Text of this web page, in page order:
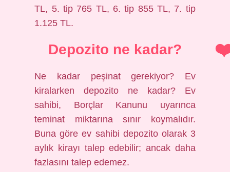
TL, 5. tip 765 TL, 6. tip 855 TL, 7. tip
1.125 TL.
Depozito ne kadar?
Ne kadar peşinat gerekiyor? Ev
kiralarken depozito ne kadar? Ev
sahibi, Borçlar Kanunu uyarınca
teminat miktarına sınır koymalıdır.
Buna göre ev sahibi depozito olarak 3
aylık kirayı talep edebilir; ancak daha
fazlasını talep edemez.